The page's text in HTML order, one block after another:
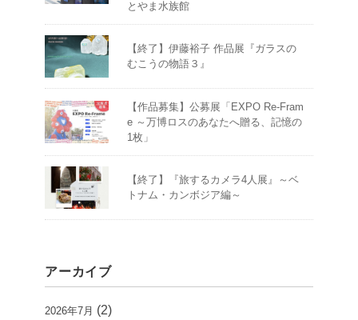
とやま水族館
【終了】伊藤裕子 作品展『ガラスの
むこうの物語３』
【作品募集】公募展「EXPO Re-Fram
e ～万博ロスのあなたへ贈る、記憶の
1枚」
【終了】『旅するカメラ4人展』～ベ
トナム・カンボジア編～
アーカイブ
2026年7月 (2)